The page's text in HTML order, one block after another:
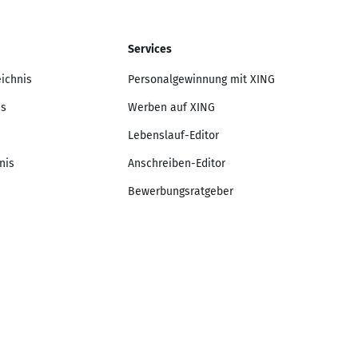
Services
Personalgewinnung mit XING
Werben auf XING
Lebenslauf-Editor
Anschreiben-Editor
Bewerbungsratgeber